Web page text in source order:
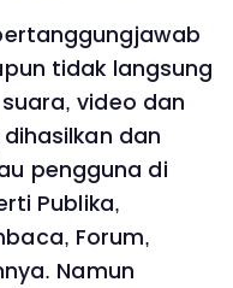
tidak langsung
video dan
dan
pengguna di
Publika,
Forum,
Namun